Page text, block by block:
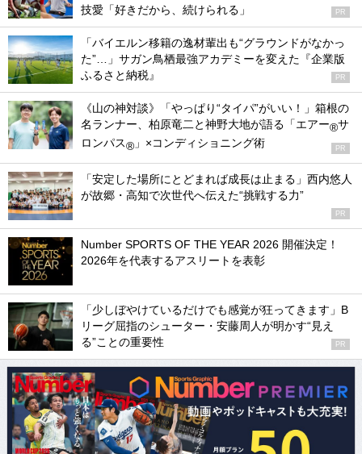
技愛「好きだから、続けられる」
PR
「バイエルン移籍の逸材輩出も“グラウンドがなかっ
た”…」サガン鳥栖最強アカデミーを変えた『企業版
ふるさと納税』
PR
《山の神対談》「やっぱり“タイパ”がいい！」箱根の
名ランナー、柏原竜二と神野大地が語る「エアー®サ
ロンパス® 」×コンディショニング術 PR
「安定した場所にとどまれば成長は止まる」西内悠人
が故郷・高知で次世代へ伝えた“挑戦する力”
PR
Number SPORTS OF THE YEAR 2026 開催決定！
2026年を代表するアスリートを表彰
「少しぼやけているだけでも感覚が狂ってきます」B
リーグ屈指のシューター・安藤周人が明かす“見え
る”ことの重要性
PR